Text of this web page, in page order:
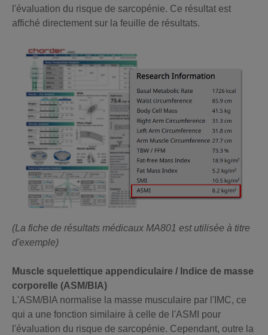
l'évaluation du risque de sarcopénie. Ce résultat est
affiché directement sur la feuille de résultats.
(La fiche de résultats médicaux MA801 est utilisée à titre
d'exemple)
Muscle squelettique appendiculaire / Indice de masse
corporelle (ASM/BIA)
L'ASM/BIA normalise la masse musculaire par l'IMC, ce
qui a une fonction similaire à celle de l'ASMI pour
l'évaluation du risque de sarcopénie. Cependant, outre la